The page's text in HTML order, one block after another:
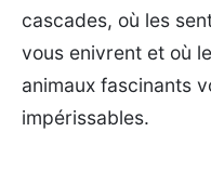
cascades, où les
vous enivrent et où
animaux fascinants
impérissables.